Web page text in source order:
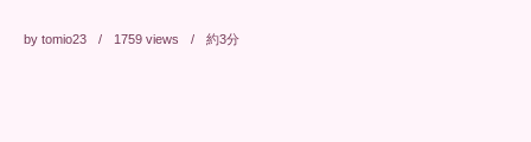
by tomio23 1759 views 約3分